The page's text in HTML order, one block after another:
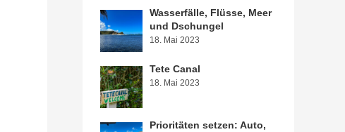
Wasserfälle, Flüsse, Meer
und Dschungel
18. Mai 2023
Tete Canal
18. Mai 2023
Prioritäten setzen: Auto,